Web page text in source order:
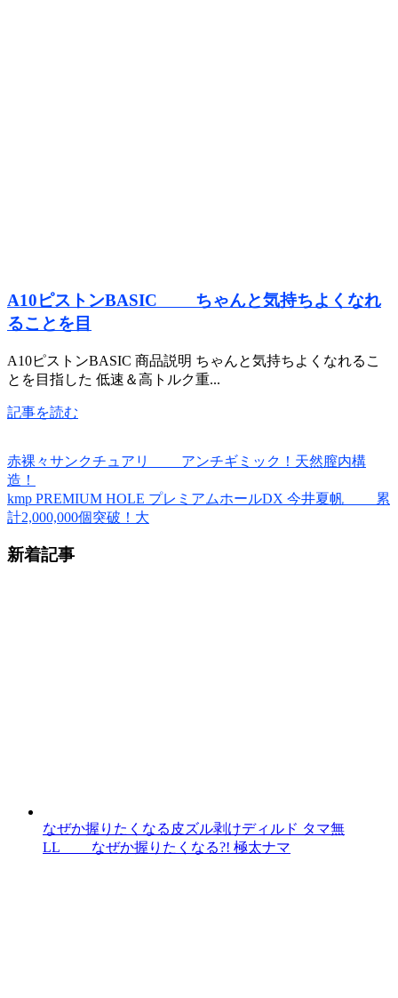
A10ピストンBASIC ちゃんと気持ちよくなれ
ることを目
A10ピストンBASIC 商品説明 ちゃんと気持ちよくなれるこ
とを目指した 低速＆高トルク重...
記事を読む
赤裸々サンクチュアリ アンチギミック！天然膣内構
造！
kmp PREMIUM HOLE プレミアムホールDX 今井夏帆 累
計2,000,000個突破！大
新着記事
なぜか握りたくなる皮ズル剥けディルド タマ無
LL なぜか握りたくなる?! 極太ナマ